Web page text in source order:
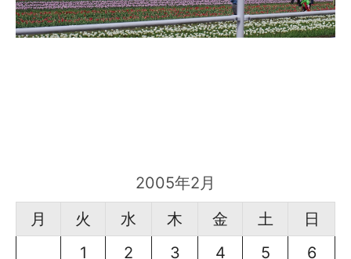
2005年2月
月
火 水 木 金 土
日
1
2 3 4 5
6